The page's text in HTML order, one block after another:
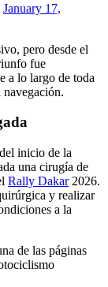
January 17,
pero desde el
fue
a lo largo de toda
navegación.
inicio de la
una cirugía de
Rally Dakar2026.
y realizar
a la
de las páginas